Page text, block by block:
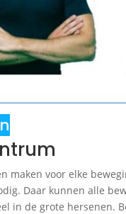
maken voor elke
Daar kunnen alle
in de grote hersenen.